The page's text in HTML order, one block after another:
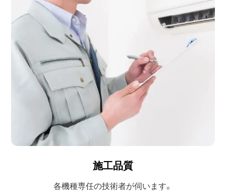
施工品質
各機種専任の技術者が伺います。